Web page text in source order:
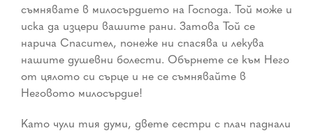
съмнявате в милосърдието на Господа. Той може и
иска да изцери вашите рани. Затова Той се
нарича Спасител, понеже ни спасява и лекува
нашите душевни болести. Обърнете се към Него
от цялото си сърце и не се съмнявайте в
Неговото милосърдие!
Като чули тия думи, двете сестри с плач паднали